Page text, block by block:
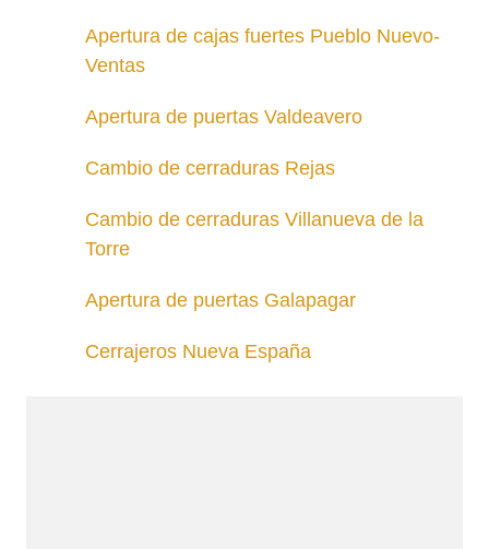
Apertura de cajas fuertes Pueblo Nuevo-
Ventas
Apertura de puertas Valdeavero
Cambio de cerraduras Rejas
Cambio de cerraduras Villanueva de la
Torre
Apertura de puertas Galapagar
Cerrajeros Nueva España